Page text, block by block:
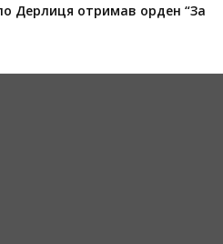
Дерлиця отримав орден “За